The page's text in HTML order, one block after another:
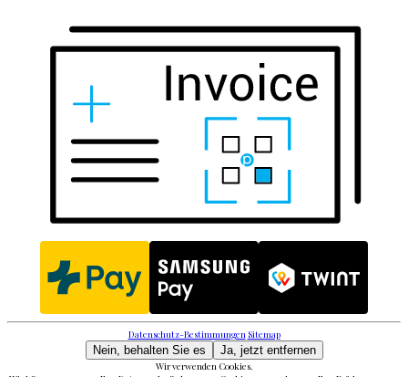
Datenschutz-Bestimmungen Sitemap
Nein, behalten Sie es Ja, jetzt entfernen
Wir verwenden Cookies.